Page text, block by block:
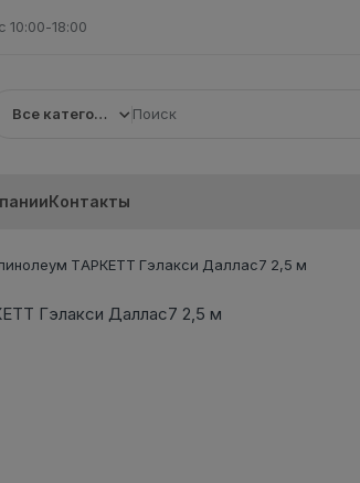
10:00-18:00
Все категории
Контакты
ТАРКЕТТ Гэлакси Даллас7 2,5 м